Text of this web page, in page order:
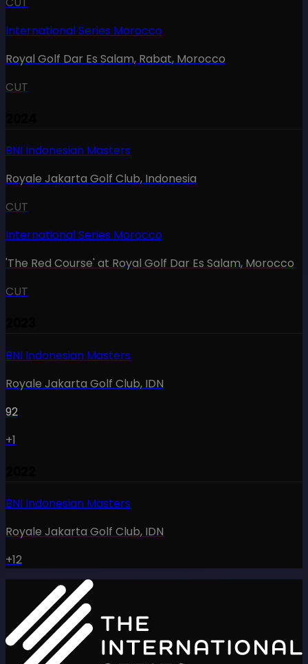
International Series Morocco
Royal Golf Dar Es Salam, Rabat, Morocco
CUT
BNI Indonesian Masters
Royale Jakarta Golf Club, Indonesia
CUT
International Series Morocco
'The Red Course' at Royal Golf Dar Es Salam, Morocco
CUT
BNI Indonesian Masters
Royale Jakarta Golf Club, IDN
92
+1
BNI Indonesian Masters
Royale Jakarta Golf Club, IDN
+12